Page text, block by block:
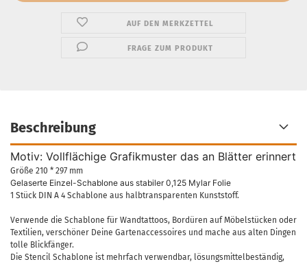
AUF DEN MERKZETTEL
FRAGE ZUM PRODUKT
Beschreibung
Motiv: Vollflächige Grafikmuster das an Blätter erinnert
Größe 210 * 297 mm
Gelaserte Einzel-Schablone aus stabiler 0,125 Mylar Folie
1 Stück DIN A 4 Schablone aus halbtransparenten Kunststoff.
Verwende die Schablone für Wandtattoos, Bordüren auf Möbelstücken oder
Textilien, verschöner Deine Gartenaccessoires und mache aus alten Dingen
tolle Blickfänger.
Die Stencil Schablone ist mehrfach verwendbar, lösungsmittelbeständig,